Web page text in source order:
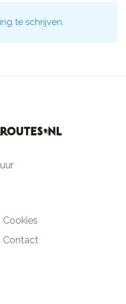
te schrijven.
Cookies
Contact